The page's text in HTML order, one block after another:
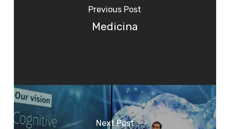
Previous Post
Medicina
Next Post